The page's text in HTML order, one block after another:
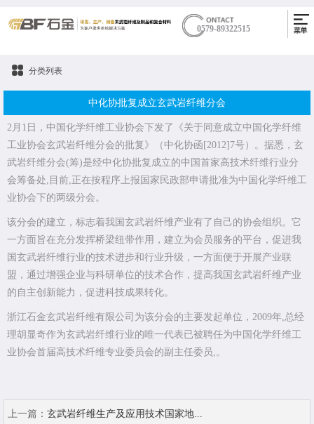
0579-89322515
分类列表
中化协批复成立玄武岩纤维分会
2月1日，中国化学纤维工业协会下发了《关于同意成立中国化学纤维
工业协会玄武岩纤维分会的批复》（中化协函[2012]7号）。据悉，玄
武岩纤维分会(筹)是经中化协批复成立的中国首家高技术纤维行业分
会筹备处,目前,正在按程序上报国家民政部申请批准为中国化学纤维工
业协会下的两级分会。
该分会的建立，标志着我国玄武岩纤维产业有了自己的协会组织。它
一方面旨在充分发挥桥梁纽带作用，建立为会员服务的平台，促进我
国玄武岩纤维行业的技术进步和行业升级，一方面便于开展产业联
盟，通过增强企业与科研单位的技术合作，提高我国玄武岩纤维产业
的自主创新能力，促进科技成果转化。
浙江石金玄武岩纤维有限公司为该分会的主要发起单位，2009年,总经
理胡显奇作为玄武岩纤维行业的唯一代表已被聘任为中国化学纤维工
业协会首届高技术纤维专业委员会的副主任委员,。
上一篇： 玄武岩纤维生产及应用技术国家地...